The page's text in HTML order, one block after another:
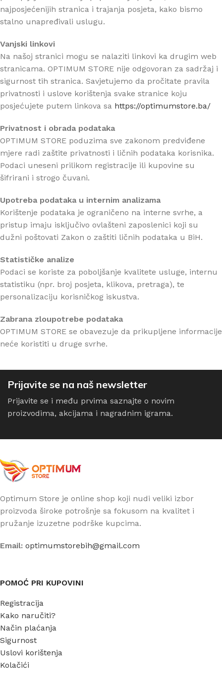
najposjećenijih stranica i trajanja posjeta, kako bismo
stalno unapređivali uslugu.
Vanjski linkovi
Na našoj stranici mogu se nalaziti linkovi ka drugim web
stranicama. OPTIMUM STORE nije odgovoran za sadržaj i
sigurnost tih stranica. Savjetujemo da pročitate pravila
privatnosti i uslove korištenja svake stranice koju
posjećujete putem linkova sa https://optimumstore.ba/
Privatnost i obrada podataka
OPTIMUM STORE poduzima sve zakonom predviđene
mjere radi zaštite privatnosti i ličnih podataka korisnika.
Podaci uneseni prilikom registracije ili kupovine su
šifrirani i strogo čuvani.
Upotreba podataka u internim analizama
Korištenje podataka je ograničeno na interne svrhe, a
pristup imaju isključivo ovlašteni zaposlenici koji su
dužni poštovati Zakon o zaštiti ličnih podataka u BiH.
Statističke analize
Podaci se koriste za poboljšanje kvalitete usluge, internu
statistiku (npr. broj posjeta, klikova, pretraga), te
personalizaciju korisničkog iskustva.
Zabrana zloupotrebe podataka
OPTIMUM STORE se obavezuje da prikupljene informacije
neće koristiti u druge svrhe.
Prijavite se na naš newsletter
Prijavite se i među prvima saznajte o novim
proizvodima, akcijama i nagradnim igrama.
Optimum Store je online shop koji nudi veliki izbor
proizvoda široke potrošnje sa fokusom na kvalitet i
pružanje izuzetne podrške kupcima.
Email: optimumstorebih@gmail.com
POMOĆ PRI KUPOVINI
Registracija
Kako naručiti?
Način plaćanja
Sigurnost
Uslovi korištenja
Kolačići